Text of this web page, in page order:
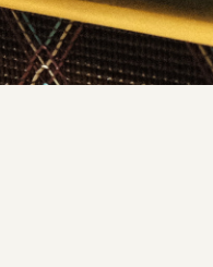
12″ Celestion